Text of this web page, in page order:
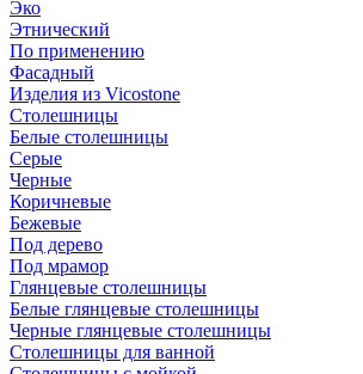
Эко
Этнический
По применению
Фасадный
Изделия из Vicostone
Столешницы
Белые столешницы
Серые
Черные
Коричневые
Бежевые
Под дерево
Под мрамор
Глянцевые столешницы
Белые глянцевые столешницы
Черные глянцевые столешницы
Столешницы для ванной